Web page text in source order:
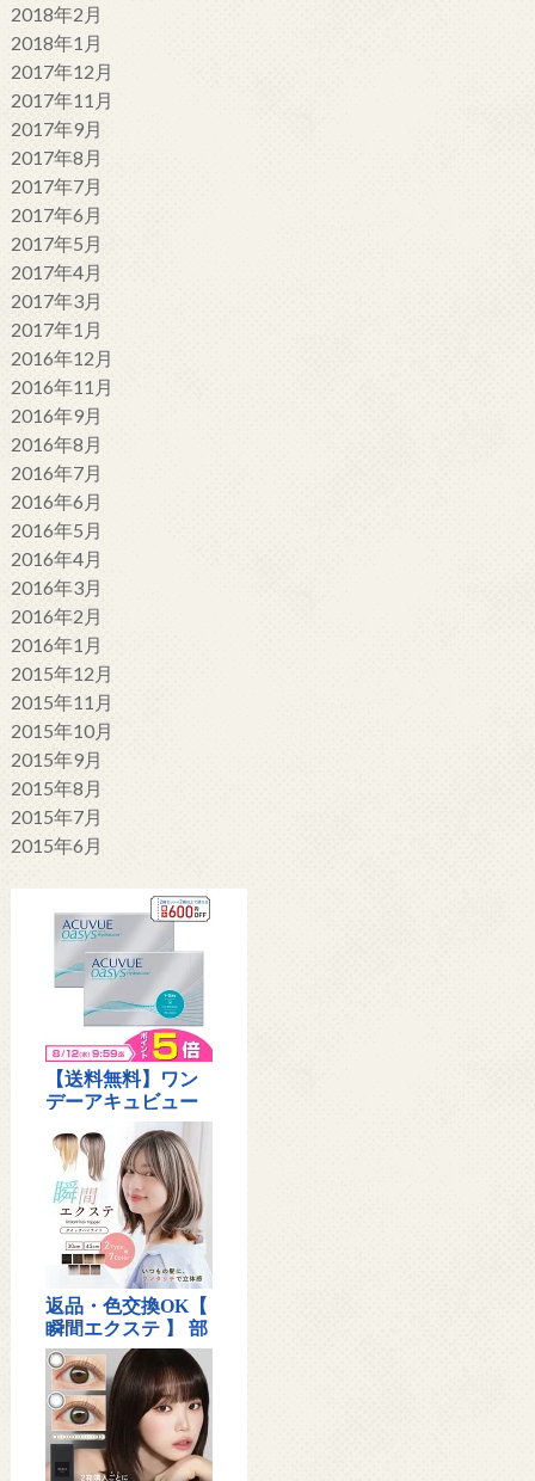
2018年2月
2018年1月
2017年12月
2017年11月
2017年9月
2017年8月
2017年7月
2017年6月
2017年5月
2017年4月
2017年3月
2017年1月
2016年12月
2016年11月
2016年9月
2016年8月
2016年7月
2016年6月
2016年5月
2016年4月
2016年3月
2016年2月
2016年1月
2015年12月
2015年11月
2015年10月
2015年9月
2015年8月
2015年7月
2015年6月